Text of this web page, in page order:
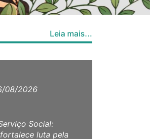
Leia mais...
08/2026
Social:
luta pela